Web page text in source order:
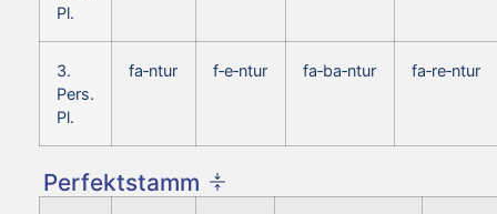
Pl.
3.
Pers.
Pl.
fa‑ntur f‑e‑ntur fa‑ba‑ntur fa‑re‑ntur
Perfektstamm